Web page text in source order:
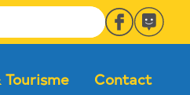
Tourisme Contact